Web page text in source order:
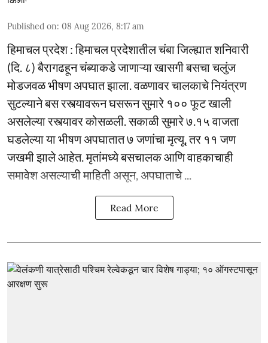
Published on: 08 Aug 2026, 8:17 am
हिमाचल प्रदेश : हिमाचल प्रदेशातील चंबा जिल्ह्यात शनिवारी
(दि. ८) बैरागढहून चंब्याकडे जाणाऱ्या खासगी बसचा चलुंज
मोडजवळ भीषण अपघात झाला. वळणावर चालकाचे नियंत्रण
सुटल्याने बस रस्त्यावरून घसरून सुमारे १०० फूट खाली
असलेल्या रस्त्यावर कोसळली. सकाळी सुमारे ७.१५ वाजता
घडलेल्या या भीषण अपघातात ७ जणांचा मृत्यू, तर ११ जण
जखमी झाले आहेत. मृतांमध्ये बसचालक आणि वाहकाचाही
समावेश असल्याची माहिती असून, अपघाताचे ...
Read More